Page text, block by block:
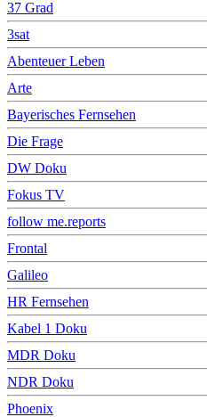
37 Grad
3sat
Abenteuer Leben
Arte
Bayerisches Fernsehen
Die Frage
DW Doku
Fokus TV
follow me.reports
Frontal
Galileo
HR Fernsehen
Kabel 1 Doku
MDR Doku
NDR Doku
Phoenix